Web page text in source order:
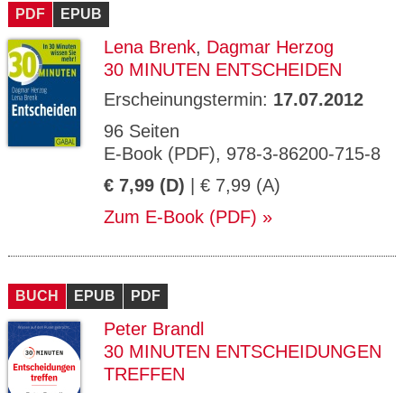
PDF EPUB
Lena Brenk, Dagmar Herzog
30 MINUTEN ENTSCHEIDEN
Erscheinungstermin: 17.07.2012
96 Seiten
E-Book (PDF), 978-3-86200-715-8
€ 7,99 (D) | € 7,99 (A)
Zum E-Book (PDF)
BUCH EPUB PDF
Peter Brandl
30 MINUTEN ENTSCHEIDUNGEN
TREFFEN